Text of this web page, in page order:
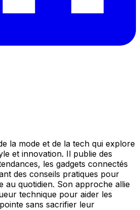
la mode et de la tech qui explore
et innovation. Il publie des
les gadgets connectés
des conseils pratiques pour
au quotidien. Son approche allie
technique pour aider les
sans sacrifier leur